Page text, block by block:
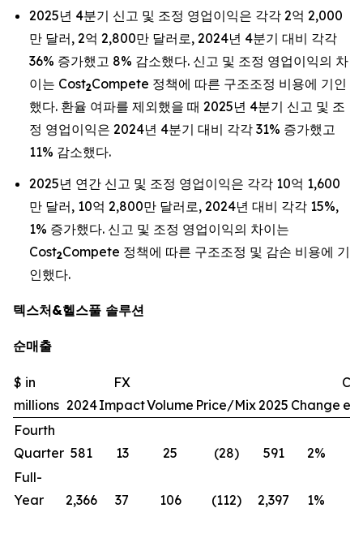
2025년 4분기 신고 및 조정 영업이익은 각각 2억 2,000
만 달러, 2억 2,800만 달러로, 2024년 4분기 대비 각각
36% 증가했고 8% 감소했다. 신고 및 조정 영업이익의 차
이는 Cost2Compete 정책에 따른 구조조정 비용에 기인
했다. 환율 여파를 제외했을 때 2025년 4분기 신고 및 조
정 영업이익은 2024년 4분기 대비 각각 31% 증가했고
11% 감소했다.
2025년 연간 신고 및 조정 영업이익은 각각 10억 1,600
만 달러, 10억 2,800만 달러로, 2024년 대비 각각 15%,
1% 증가했다. 신고 및 조정 영업이익의 차이는
Cost2Compete 정책에 따른 구조조정 및 감손 비용에 기
인했다.
텍스처&헬스풀 솔루션
순매출
$ in
millions 2024
FX
ImpactVolume Price/Mix2025 Change
Fourth
Quarter 581 13 25 (28) 591 2%
Full-
Year
2,366 37 106 (112) 2,397 1%